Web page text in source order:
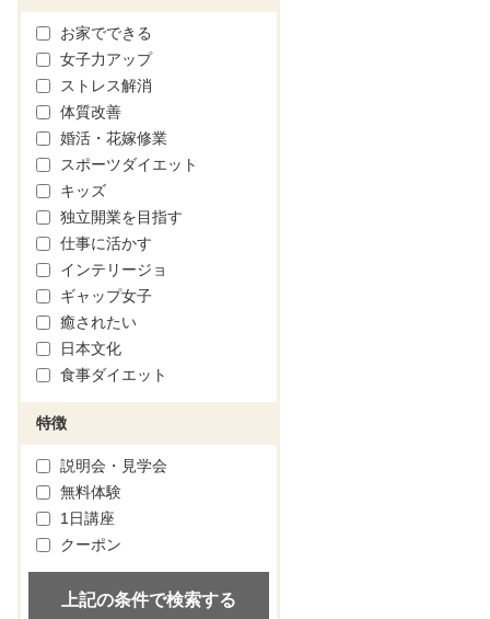
お家でできる
女子力アップ
ストレス解消
体質改善
婚活・花嫁修業
スポーツダイエット
キッズ
独立開業を目指す
仕事に活かす
インテリージョ
ギャップ女子
癒されたい
日本文化
食事ダイエット
特徴
説明会・見学会
無料体験
1日講座
クーポン